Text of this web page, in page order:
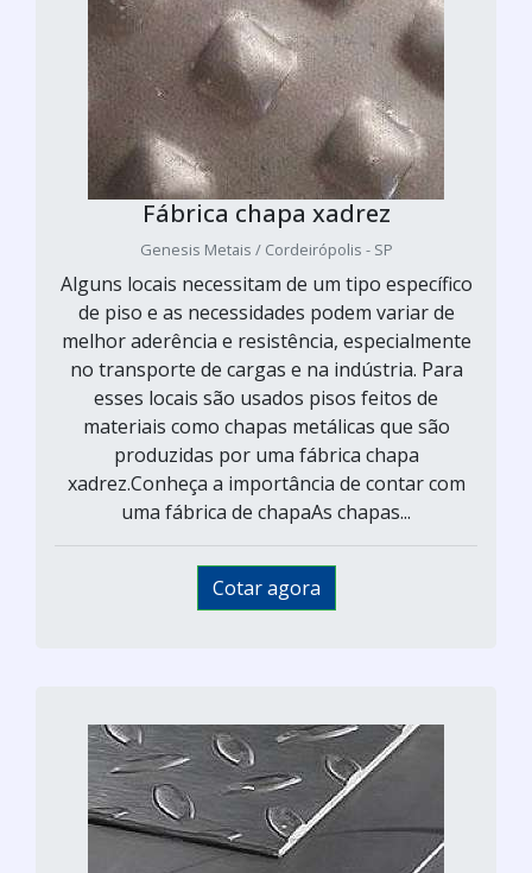
Fábrica chapa xadrez
Genesis Metais / Cordeirópolis - SP
Alguns locais necessitam de um tipo específico
de piso e as necessidades podem variar de
melhor aderência e resistência, especialmente
no transporte de cargas e na indústria. Para
esses locais são usados pisos feitos de
materiais como chapas metálicas que são
produzidas por uma fábrica chapa
xadrez.Conheça a importância de contar com
uma fábrica de chapaAs chapas...
Cotar agora